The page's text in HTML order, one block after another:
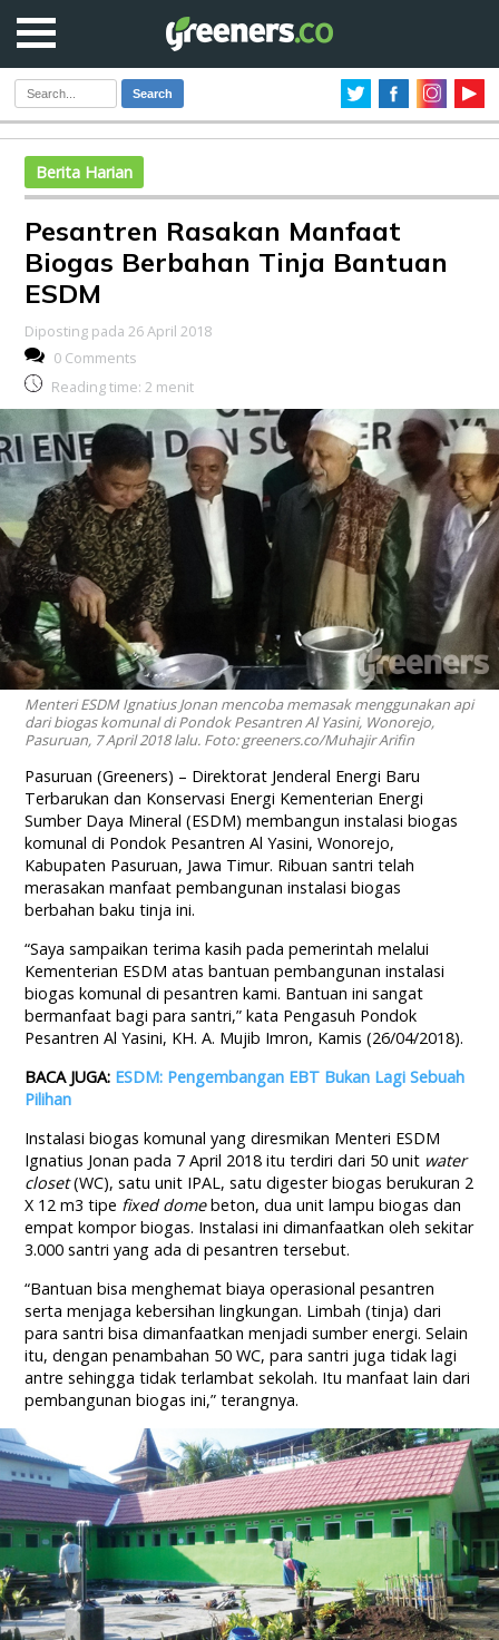
Search
Berita Harian
Pesantren Rasakan Manfaat
Biogas Berbahan Tinja Bantuan
ESDM
Diposting pada 26 April 2018
0 Comments
Reading time: 2 menit
Menteri ESDM Ignatius Jonan mencoba memasak menggunakan api
dari biogas komunal di Pondok Pesantren Al Yasini, Wonorejo,
Pasuruan, 7 April 2018 lalu. Foto: greeners.co/Muhajir Arifin
Pasuruan (Greeners) – Direktorat Jenderal Energi Baru
Terbarukan dan Konservasi Energi Kementerian Energi
Sumber Daya Mineral (ESDM) membangun instalasi biogas
komunal di Pondok Pesantren Al Yasini, Wonorejo,
Kabupaten Pasuruan, Jawa Timur. Ribuan santri telah
merasakan manfaat pembangunan instalasi biogas
berbahan baku tinja ini.
“Saya sampaikan terima kasih pada pemerintah melalui
Kementerian ESDM atas bantuan pembangunan instalasi
biogas komunal di pesantren kami. Bantuan ini sangat
bermanfaat bagi para santri,” kata Pengasuh Pondok
Pesantren Al Yasini, KH. A. Mujib Imron, Kamis (26/04/2018).
BACA JUGA: ESDM: Pengembangan EBT Bukan Lagi Sebuah
Pilihan
Instalasi biogas komunal yang diresmikan Menteri ESDM
Ignatius Jonan pada 7 April 2018 itu terdiri dari 50 unit water
closet(WC), satu unit IPAL, satu digester biogas berukuran 2
X 12 m3 tipe fixed domebeton, dua unit lampu biogas dan
empat kompor biogas. Instalasi ini dimanfaatkan oleh sekitar
3.000 santri yang ada di pesantren tersebut.
“Bantuan bisa menghemat biaya operasional pesantren
serta menjaga kebersihan lingkungan. Limbah (tinja) dari
para santri bisa dimanfaatkan menjadi sumber energi. Selain
itu, dengan penambahan 50 WC, para santri juga tidak lagi
antre sehingga tidak terlambat sekolah. Itu manfaat lain dari
pembangunan biogas ini,” terangnya.